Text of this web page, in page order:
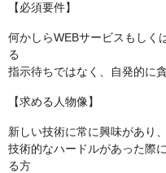
【必須要件】
何かしらWEBサービスもしく
る
指示待ちではなく、自発的に
【求める人物像】
新しい技術に常に興味があり
技術的なハードルがあった際
る方